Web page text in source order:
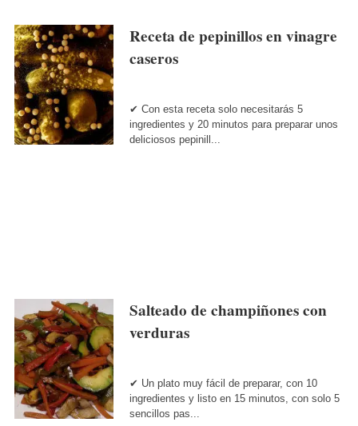
Receta de pepinillos en vinagre
caseros
✔ Con esta receta solo necesitarás 5
ingredientes y 20 minutos para preparar unos
deliciosos pepinill...
Salteado de champiñones con
verduras
✔ Un plato muy fácil de preparar, con 10
ingredientes y listo en 15 minutos, con solo 5
sencillos pas...